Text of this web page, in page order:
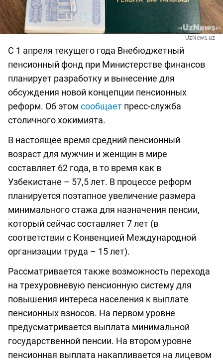
UzNews.uz
С 1 апреля текущего года Внебюджетный
пенсионный фонд при Министерстве финансов
планирует разработку и вынесение для
обсуждения новой концепции пенсионных
реформ. Об этом сообщает пресс-служба
столичного хокимията.
В настоящее время средний пенсионный
возраст для мужчин и женщин в мире
составляет 62 года, в то время как в
Узбекистане – 57,5 лет. В процессе реформ
планируется поэтапное увеличение размера
минимального стажа для назначения пенсии,
который сейчас составляет 7 лет (в
соответствии с Конвенцией Международной
организации труда – 15 лет).
Рассматривается также возможность перехода
на трехуровневую пенсионную систему для
повышения интереса населения к выплате
пенсионных взносов. На первом уровне
предусматривается выплата минимальной
государственной пенсии. На втором уровне
пенсионная выплата накапливается на лицевом